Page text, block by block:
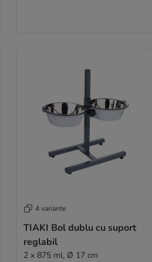
4 variante
TIAKI Bol dublu cu suport
reglabil
2 x 875 ml, Ø 17 cm